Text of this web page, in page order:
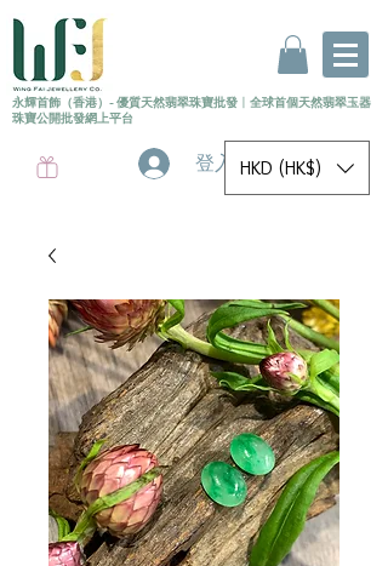
永輝首飾（香港）- 優質天然翡翠珠寶批發 〡 全球首個天然翡翠玉器
珠寶公開批發網上平台
登入 HKD (HK$)